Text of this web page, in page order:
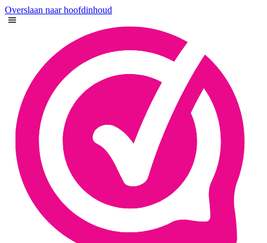
Overslaan naar hoofdinhoud